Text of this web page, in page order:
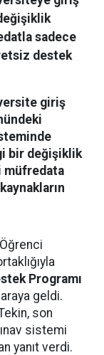
sadece
destek
giriş
bir değişiklik
müfredata
Programı
geldi.
son
sistemi
yanıt verdi.